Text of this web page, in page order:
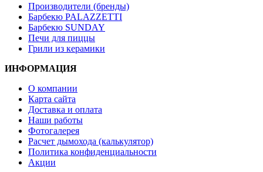
Производители (бренды)
Барбекю PALAZZETTI
Барбекю SUNDAY
Печи для пиццы
Грили из керамики
ИНФОРМАЦИЯ
О компании
Карта сайта
Доставка и оплата
Наши работы
Фотогалерея
Расчет дымохода (калькулятор)
Политика конфиденциальности
Акции